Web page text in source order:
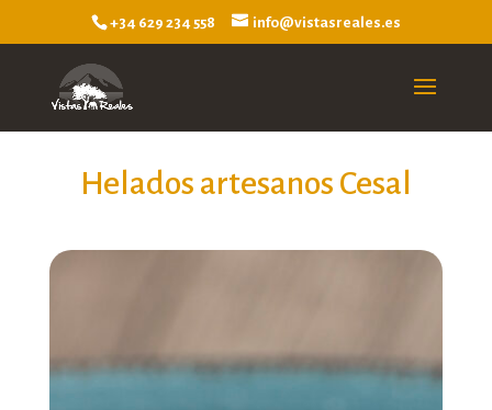
+34 629 234 558 info@vistasreales.es
Helados artesanos Cesal